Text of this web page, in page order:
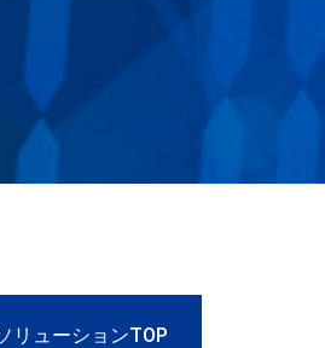
リューションTOP